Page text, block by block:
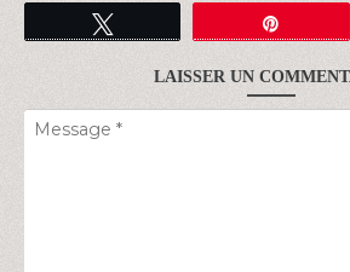
LAISSER UN